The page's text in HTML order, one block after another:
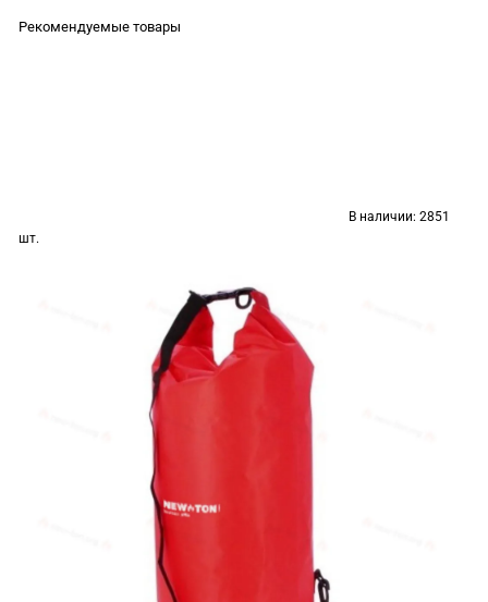
Рекомендуемые товары
В наличии: 2851
шт.